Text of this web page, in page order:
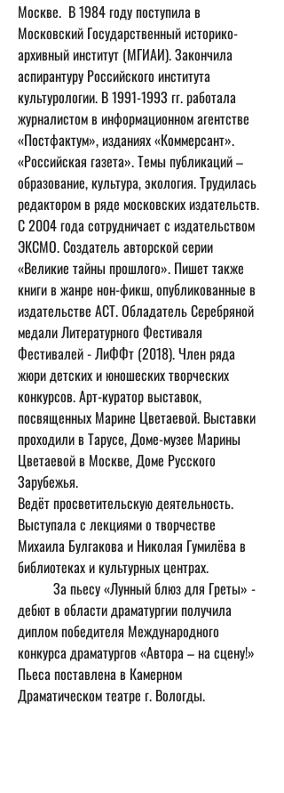
Москве.  В 1984 году поступила в
Московский Государственный историко-
архивный институт (МГИАИ). Закончила
аспирантуру Российского института
культурологии. В 1991-1993 гг. работала
журналистом в информационном агентстве
«Постфактум», изданиях «Коммерсант».
«Российская газета». Темы публикаций –
образование, культура, экология. Трудилась
редактором в ряде московских издательств.
С 2004 года сотрудничает с издательством
ЭКСМО. Создатель авторской серии
«Великие тайны прошлого». Пишет также
книги в жанре нон-фикш, опубликованные в
издательстве АСТ. Обладатель Серебряной
медали Литературного Фестиваля
Фестивалей - ЛиФФт (2018). Член ряда
жюри детских и юношеских творческих
конкурсов. Арт-куратор выставок,
посвященных Марине Цветаевой. Выставки
проходили в Тарусе, Доме-музее Марины
Цветаевой в Москве, Доме Русского
Зарубежья.
Ведёт просветительскую деятельность.
Выступала с лекциями о творчестве
Михаила Булгакова и Николая Гумилёва в
библиотеках и культурных центрах.
дебют в области драматургии получила
диплом победителя Международного
конкурса драматургов «Автора – на сцену!»
Пьеса поставлена в Камерном
Драматическом театре г. Вологды.